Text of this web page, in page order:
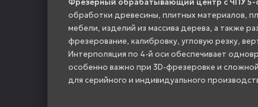
Фрезерный обрабатывающий центр с ЧПУ 5-
обработки древесины, плитных материалов,
мебели, изделий из массива дерева, а также
фрезерование, калибровку, угловую резку,
Интерполяция по 4-й оси обеспечивает
особенно важно при 3D-фрезеровке и
для серийного и индивидуального